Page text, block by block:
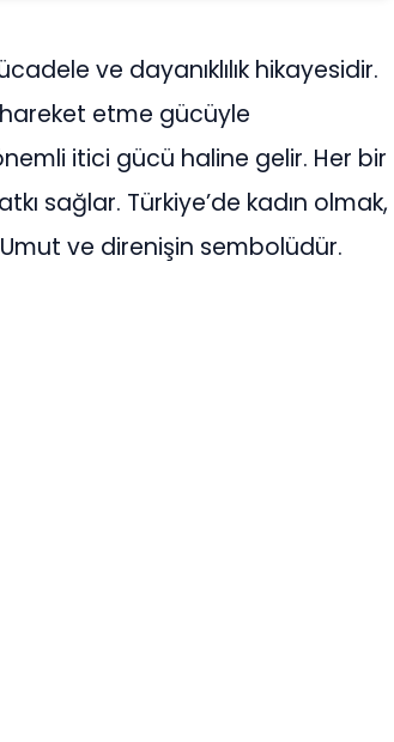
ve dayanıklılık hikayesidir.
hareket etme gücüyle
itici gücü haline gelir. Her bir
sağlar. Türkiye’de kadın olmak,
ve direnişin sembolüdür.